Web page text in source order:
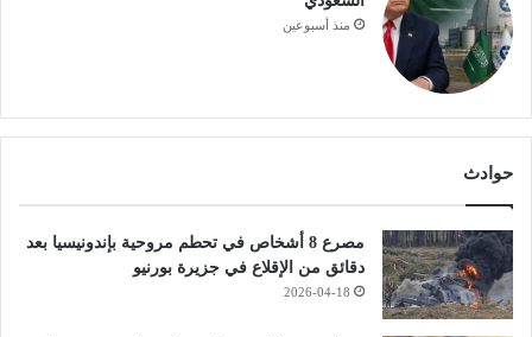
منذ أسبوعين
حوادث
مصرع 8 أشخاص في تحطم مروحية بإندونيسيا بعد
دقائق من الإقلاع في جزيرة بورنيو
2026-04-18